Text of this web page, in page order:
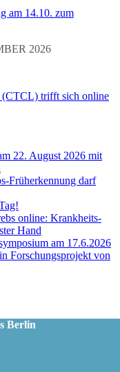
am 14.10. zum
2026
(CTCL) trifft sich online
22. August 2026 mit
Früherkennung darf
online: Krankheits-
Hand
am 17.6.2026
Forschungsprojekt von
Berlin